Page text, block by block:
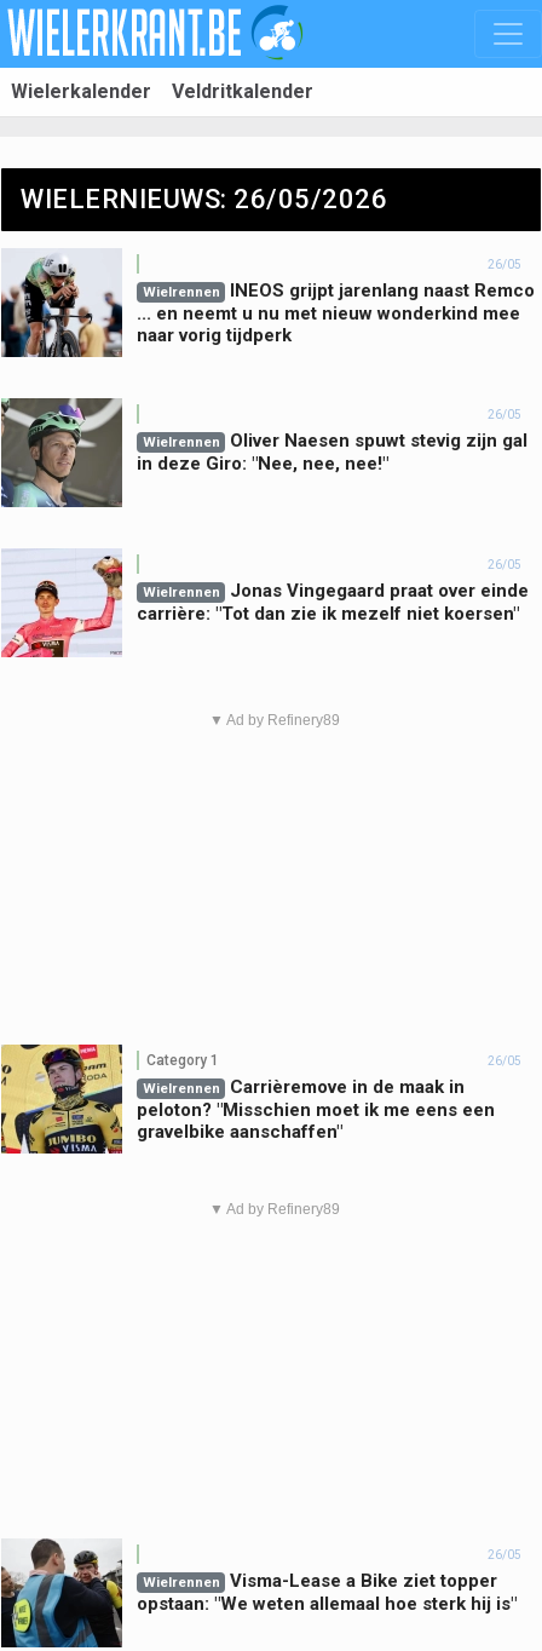
Wielerkalender Veldritkalender
WIELERNIEUWS: 26/05/2026
26/05
Wielrennen
INEOS grijpt jarenlang naast Remco
... en neemt u nu met nieuw wonderkind mee
naar vorig tijdperk
26/05
Wielrennen
Oliver Naesen spuwt stevig zijn gal
in deze Giro: "Nee, nee, nee!"
26/05
Wielrennen
Jonas Vingegaard praat over einde
carrière: "Tot dan zie ik mezelf niet koersen"
▼ Ad by Refinery89
Category 1 26/05
Wielrennen
Carrièremove in de maak in
peloton? "Misschien moet ik me eens een
gravelbike aanschaffen"
▼ Ad by Refinery89
26/05
Wielrennen
Visma-Lease a Bike ziet topper
opstaan: "We weten allemaal hoe sterk hij is"